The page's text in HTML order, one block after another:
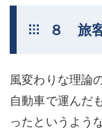
８ 旅
風変わりな理論
自動車で運んだ
ったというよう